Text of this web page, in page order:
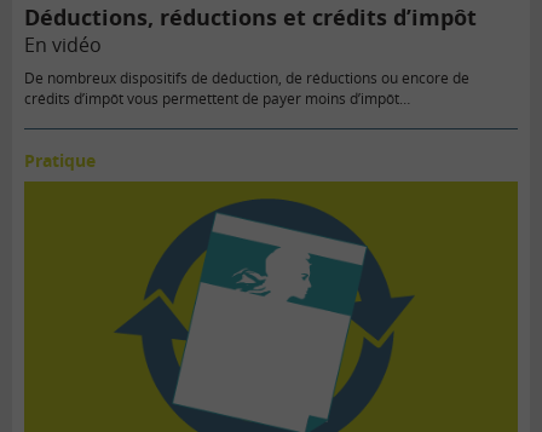
Déductions, réductions et crédits d’impôt
En vidéo
De nombreux dispositifs de déduction, de réductions ou encore de
crédits d’impôt vous permettent de payer moins d’impôt…
Pratique